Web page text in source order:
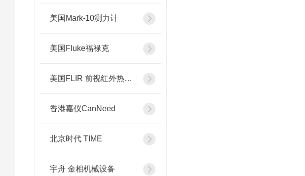
美国Mark-10测力计
美国Fluke福禄克
美国FLIR 前视红外热像系统
香港嘉仪CanNeed
北京时代 TIME
宇舟 金相机械设备